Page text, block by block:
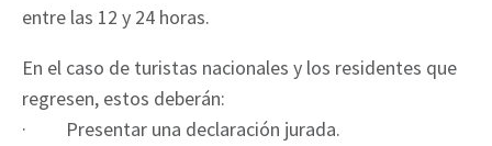
entre las 12 y 24 horas.
En el caso de turistas nacionales y los residentes que
regresen, estos deberán:
· Presentar una declaración jurada.